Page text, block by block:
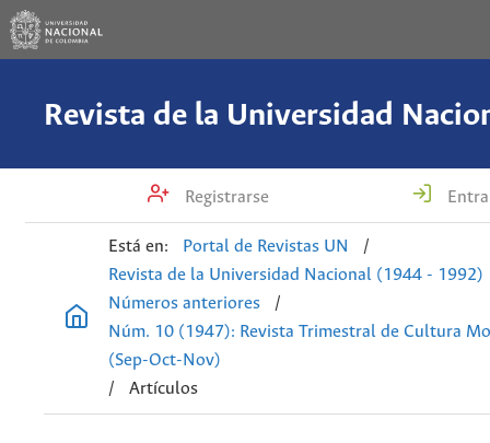
Registrarse
Está en: Portal de Revistas UN
/
Revista de la Universidad Nacional (1944 - 1992)
Números anteriores
/
Núm. 10 (1947): Revista Trimestral de Cultura
(Sep-Oct-Nov)
/
Artículos